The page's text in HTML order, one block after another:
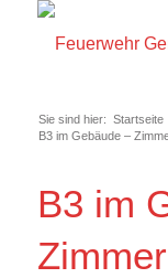
Sie sind hier: Startseite
B3 im Gebäude –
B3 im
Zimmer